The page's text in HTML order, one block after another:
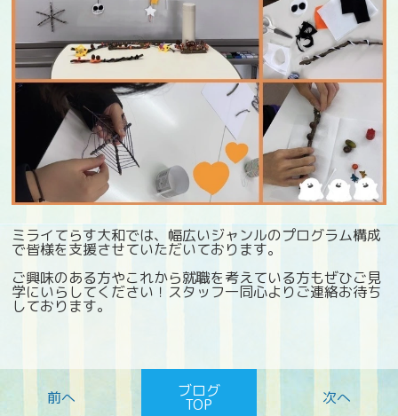
ミライてらす大和では、幅広いジャンルのプログラム構成
で皆様を支援させていただいております。
ご興味のある方やこれから就職を考えている方もぜひご見
学にいらしてください！スタッフ一同心よりご連絡お待ち
しております。
ブログ
TOP